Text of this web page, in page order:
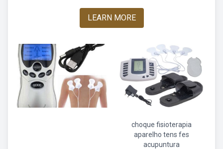
LEARN MORE
choque fisioterapia
aparelho tens fes
acupuntura